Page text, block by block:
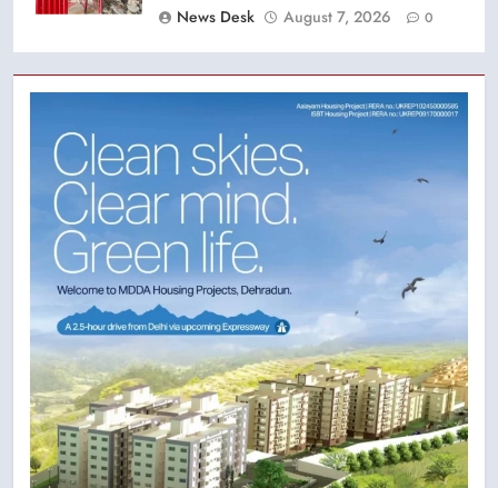
News Desk
August 7, 2026 0